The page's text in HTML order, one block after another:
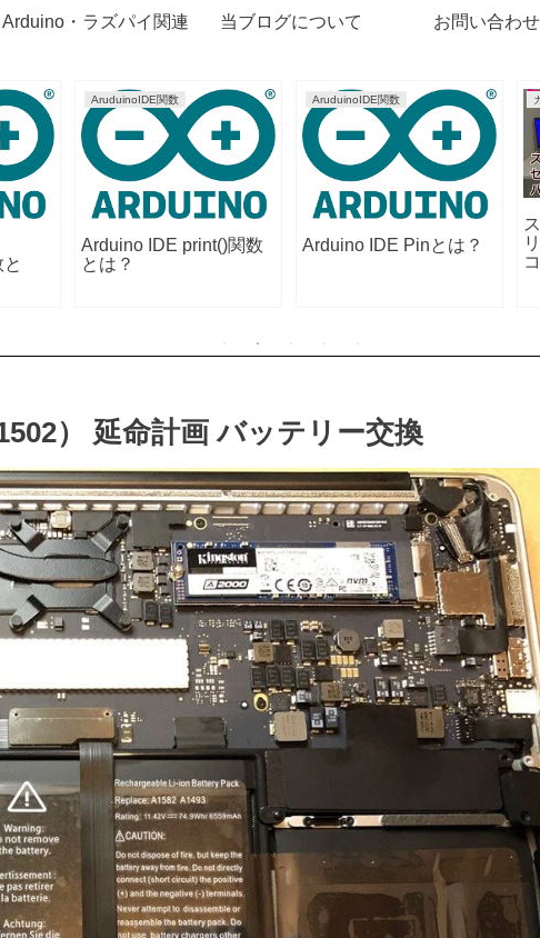
Arduino・ラズパイ関連 当ブログについて お問い合わせ
AruduinoIDE関数
Arduino IDE print()関数
とは？
AruduinoIDE関数
Arduino IDE Pinとは？
） 延命計画 バッテリー交換